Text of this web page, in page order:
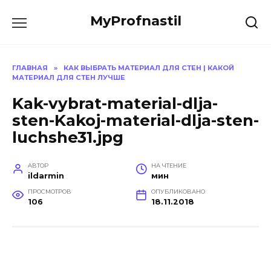
MyProfnastil
ГЛАВНАЯ »
КАК ВЫБРАТЬ МАТЕРИАЛ ДЛЯ СТЕН | КАКОЙ
МАТЕРИАЛ ДЛЯ СТЕН ЛУЧШЕ
Kak-vybrat-material-dlja-
sten-Kakoj-material-dlja-sten-
luchshe31.jpg
АВТОР
ildarmin
НА ЧТЕНИЕ
мин
ПРОСМОТРОВ
106
ОПУБЛИКОВАНО
18.11.2018